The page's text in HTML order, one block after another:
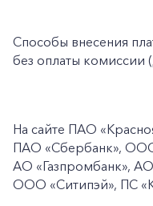
Способы внесения
без оплаты комиссии
На сайте ПАО
ПАО «Сбербанк»,
АО «Газпромбанк»,
ООО «Ситипэй», ПС